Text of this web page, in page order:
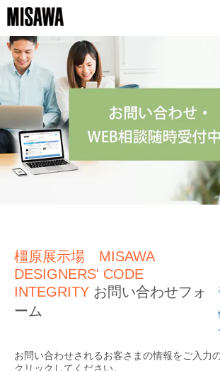
橿原展示場 MISAWA
DESIGNERS' CODE
INTEGRITY お問い合わせフォ
ーム
お問い合わせされるお客さまの情報をご入力の
クリックしてください。